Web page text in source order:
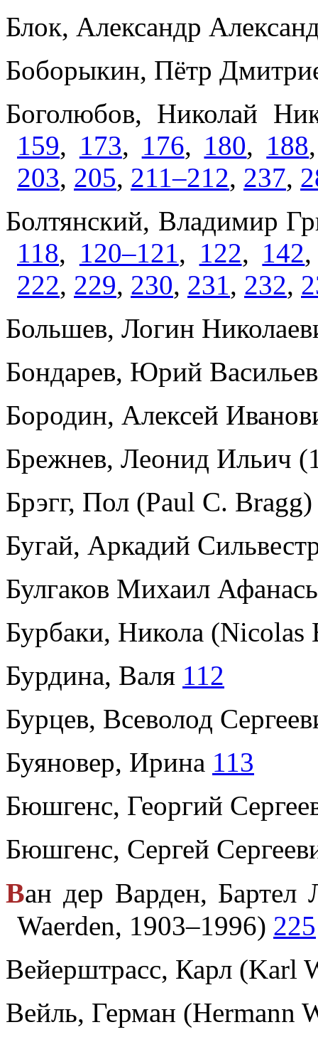
Блок, Александр
Боборыкин, Пётр
Боголюбов, Николай
159, 173, 176, 180, 188
203, 205, 211–212, 237,
Болтянский, Владимир
118, 120–121, 122, 142
222, 229, 230, 231, 232,
Большев, Логин
Бондарев, Юрий
Бородин, Алексей
Брежнев, Леонид Ильич
Брэгг, Пол (Paul C.
Бугай, Аркадий
Булгаков Михаил
Бурбаки, Никола
Бурдина, Валя 112
Бурцев, Всеволод
Буяновер, Ирина 113
Бюшгенс, Георгий
Бюшгенс, Сергей
Ван дер Варден, Бартел
Waerden, 1903–1996) 225
Вейерштрасс, Карл (Karl
Вейль, Герман (Hermann